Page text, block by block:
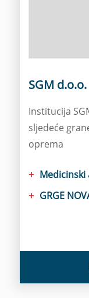
SGM d.o.o.
Institucija
sljedeće
oprema
GRGE